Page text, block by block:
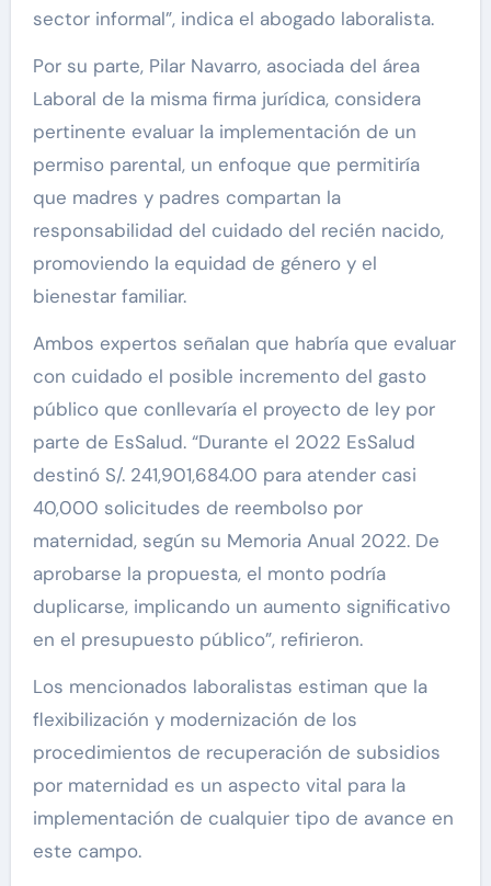
sector informal”, indica el abogado laboralista.
Por su parte, Pilar Navarro, asociada del área
Laboral de la misma firma jurídica, considera
pertinente evaluar la implementación de un
permiso parental, un enfoque que permitiría
que madres y padres compartan la
responsabilidad del cuidado del recién nacido,
promoviendo la equidad de género y el
bienestar familiar.
Ambos expertos señalan que habría que evaluar
con cuidado el posible incremento del gasto
público que conllevaría el proyecto de ley por
parte de EsSalud. “Durante el 2022 EsSalud
destinó S/. 241,901,684.00 para atender casi
40,000 solicitudes de reembolso por
maternidad, según su Memoria Anual 2022. De
aprobarse la propuesta, el monto podría
duplicarse, implicando un aumento significativo
en el presupuesto público”, refirieron.
Los mencionados laboralistas estiman que la
flexibilización y modernización de los
procedimientos de recuperación de subsidios
por maternidad es un aspecto vital para la
implementación de cualquier tipo de avance en
este campo.